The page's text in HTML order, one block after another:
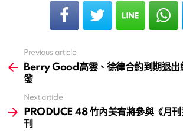
more
Previous article
Berry Good高雲、徐律合約到期退出
發
Next article
PRODUCE 48 竹內美宥將參與《月
刊